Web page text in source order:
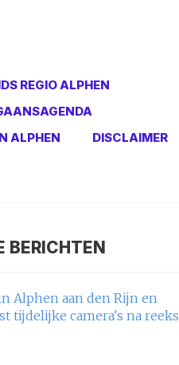
REGIO ALPHEN
ALPHEN
DISCLAIMER
BERICHTEN
Alphen aan den Rijn en
tijdelijke camera's na reeks